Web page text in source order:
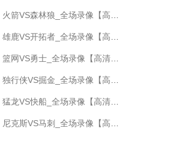
VS森林狼_全场录像【高清回放】
VS开拓者_全场录像【高清回放】
VS勇士_全场录像【高清回放】
侠VS掘金_全场录像【高清回放】
VS快船_全场录像【高清回放】
斯VS马刺_全场录像【高清回放】